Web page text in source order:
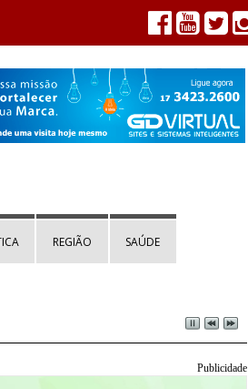
REGIÃO SAÚDE
Publicidade